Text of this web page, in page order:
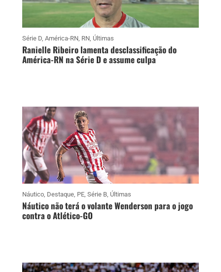
Série D, América-RN, RN, Últimas
Ranielle Ribeiro lamenta desclassificação do
América-RN na Série D e assume culpa
Náutico, Destaque, PE, Série B, Últimas
Náutico não terá o volante Wenderson para o jogo
contra o Atlético-GO